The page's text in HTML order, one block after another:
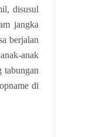
disusul
jangka
berjalan
anak
tabungan
di